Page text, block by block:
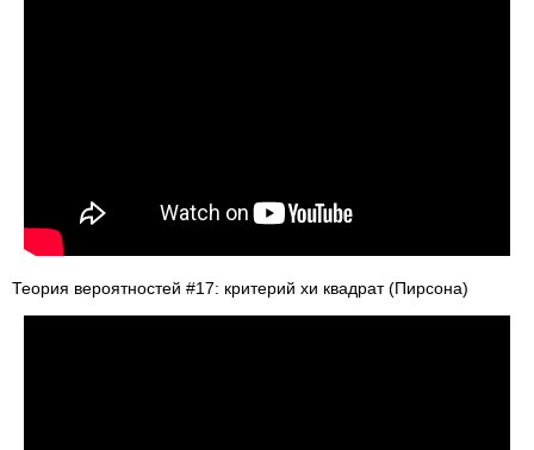
Теория вероятностей #17: критерий хи квадрат (Пирсона)